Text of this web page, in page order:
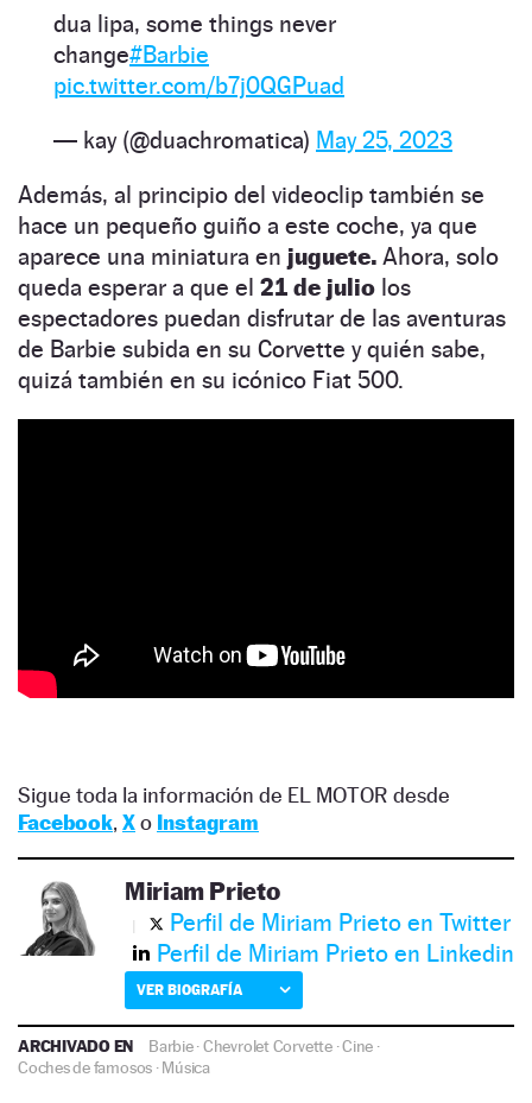
dua lipa, some things never
change#Barbie
pic.twitter.com/b7j0QGPuad
— kay (@duachromatica) May 25, 2023
Además, al principio del videoclip también se
hace un pequeño guiño a este coche, ya que
aparece una miniatura en juguete. Ahora, solo
queda esperar a que el 21 de julio los
espectadores puedan disfrutar de las aventuras
de Barbie subida en su Corvette y quién sabe,
quizá también en su icónico Fiat 500.
Sigue toda la información de EL MOTOR desde
Facebook, Xo Instagram
Miriam Prieto
Perfil de Miriam Prieto en Twitter
Perfil de Miriam Prieto en Linkedin
VER BIOGRAFÍA
ARCHIVADO EN Barbie·Chevrolet Corvette·Cine ·
Coches de famosos ·Música